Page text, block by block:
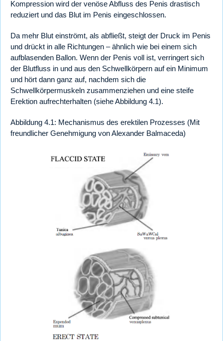
Kompression wird der venöse Abfluss des Penis drastisch
reduziert und das Blut im Penis eingeschlossen.
Da mehr Blut einströmt, als abfließt, steigt der Druck im Penis
und drückt in alle Richtungen – ähnlich wie bei einem sich
aufblasenden Ballon. Wenn der Penis voll ist, verringert sich
der Blutfluss in und aus den Schwellkörpern auf ein Minimum
und hört dann ganz auf, nachdem sich die
Schwellkörpermuskeln zusammenziehen und eine steife
Erektion aufrechterhalten (siehe Abbildung 4.1).
Abbildung 4.1: Mechanismus des erektilen Prozesses (Mit
freundlicher Genehmigung von Alexander Balmaceda)